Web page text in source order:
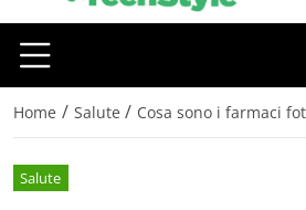
Home / Salute / Cosa sono i farmaci
Salute